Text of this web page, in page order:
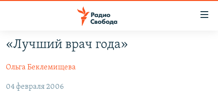
упрощенного
Вернуться
ПРОГРАММЫ
ПОДКАСТЫ
АВТОРСКИЕ ПРОЕКТЫ
«Лучший врач года»
Ольга Беклемищева
04 февраля 2006